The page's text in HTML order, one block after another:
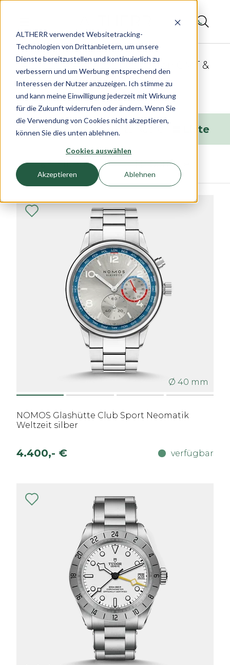
ALTHERR verwendet Websitetracking-
Technologien von Drittanbietern, um unsere
Dienste bereitzustellen und kontinuierlich zu
verbessern und um Werbung entsprechend den
Interessen der Nutzer anzuzeigen. Ich stimme zu
und kann meine Einwilligung jederzeit mit Wirkung
für die Zukunft widerrufen oder ändern. Wenn Sie
die Verwendung von Cookies nicht akzeptieren,
können Sie dies unten ablehnen.
Cookies auswählen
Akzeptieren Ablehnen
ALTHERR Awards - Die besten GMT &
Worldtimer Uhren
7 Artikel Liste
Filtern Sortieren
Ø 40 mm
NOMOS Glashütte Club Sport Neomatik
Weltzeit silber
4.400,- € verfügbar